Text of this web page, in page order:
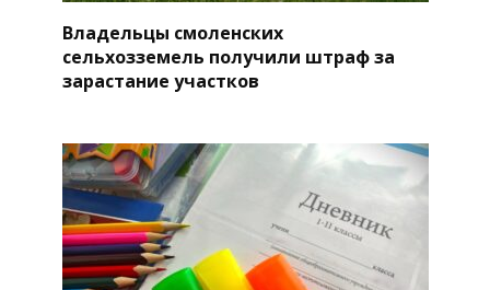
Владельцы смоленских
сельхозземель получили штраф за
зарастание участков